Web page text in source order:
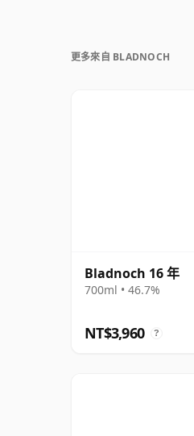
更多來自 BLADNOCH
Bladnoch 16 年
700ml • 46.7%
NT$3,960 ?